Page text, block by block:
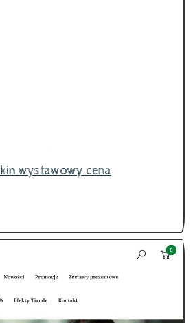
wystawowy cena